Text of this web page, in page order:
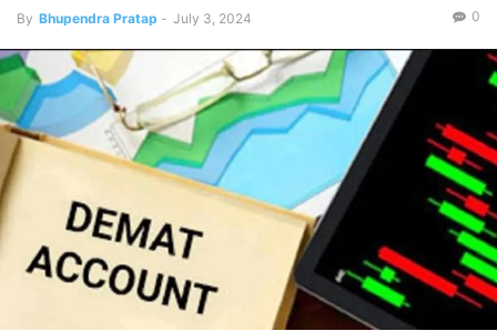
By Bhupendra Pratap - July 3, 2024 0